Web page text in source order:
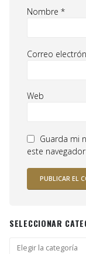
Nombre *
Correo
Web
Guarda mi
este
SELECCIONAR
Seleccionar